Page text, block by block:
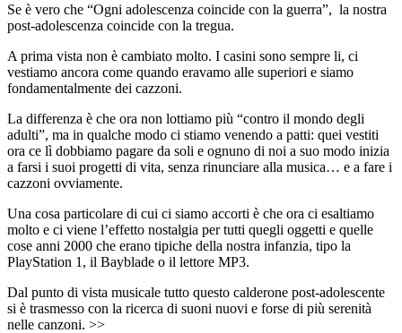
Se è vero che “Ogni adolescenza coincide con la guerra”, la nostra
post-adolescenza coincide con la tregua.
A prima vista non è cambiato molto. I casini sono sempre li, ci
vestiamo ancora come quando eravamo alle superiori e siamo
fondamentalmente dei cazzoni.
La differenza è che ora non lottiamo più “contro il mondo degli
adulti”, ma in qualche modo ci stiamo venendo a patti: quei vestiti
ora ce lì dobbiamo pagare da soli e ognuno di noi a suo modo inizia
a farsi i suoi progetti di vita, senza rinunciare alla musica… e a fare i
cazzoni ovviamente.
Una cosa particolare di cui ci siamo accorti è che ora ci esaltiamo
molto e ci viene l’effetto nostalgia per tutti quegli oggetti e quelle
cose anni 2000 che erano tipiche della nostra infanzia, tipo la
PlayStation 1, il Bayblade o il lettore MP3.
Dal punto di vista musicale tutto questo calderone post-adolescente
si è trasmesso con la ricerca di suoni nuovi e forse di più serenità
nelle canzoni. >>